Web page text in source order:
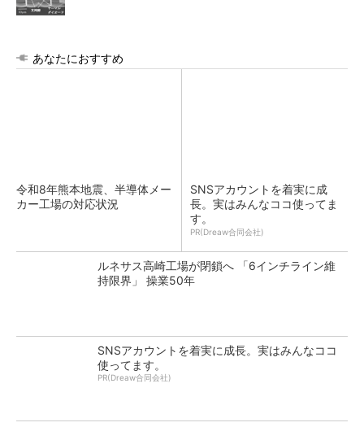
あなたにおすすめ
令和8年熊本地震、半導体メー
カー工場の対応状況
SNSアカウントを着実に成
長。実はみんなココ使ってま
す。
PR(Dreaw合同会社)
ルネサス高崎工場が閉鎖へ 「6インチライン維
持限界」 操業50年
SNSアカウントを着実に成長。実はみんなココ
使ってます。
PR(Dreaw合同会社)